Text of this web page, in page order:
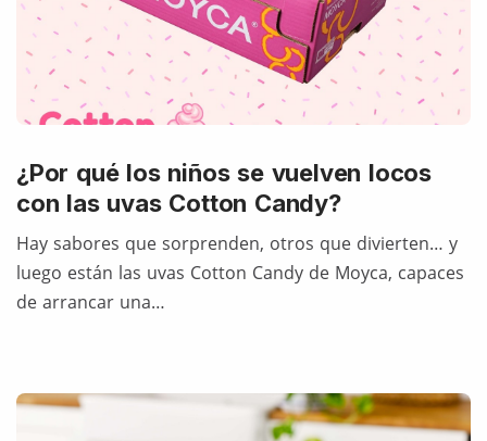
¿Por qué los niños se vuelven locos
con las uvas Cotton Candy?
Hay sabores que sorprenden, otros que divierten… y
luego están las uvas Cotton Candy de Moyca, capaces
de arrancar una…